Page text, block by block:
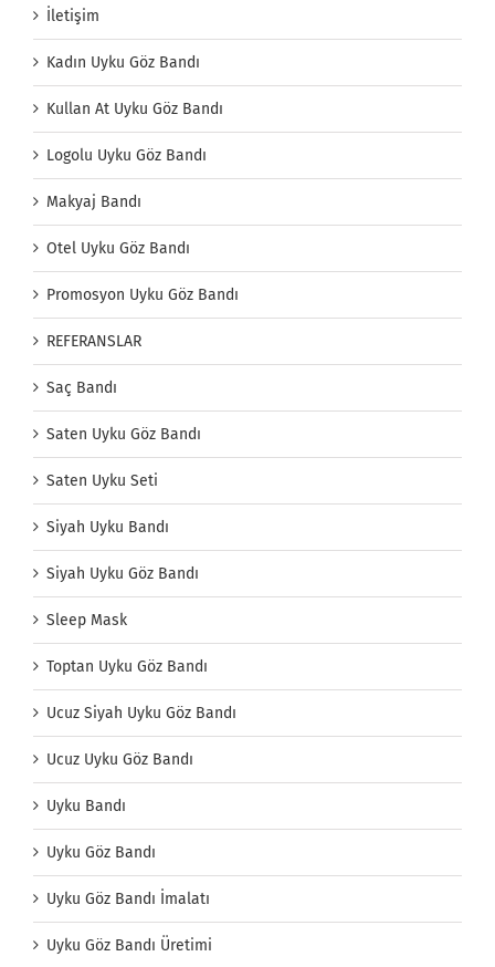
İletişim
Kadın Uyku Göz Bandı
Kullan At Uyku Göz Bandı
Logolu Uyku Göz Bandı
Makyaj Bandı
Otel Uyku Göz Bandı
Promosyon Uyku Göz Bandı
REFERANSLAR
Saç Bandı
Saten Uyku Göz Bandı
Saten Uyku Seti
Siyah Uyku Bandı
Siyah Uyku Göz Bandı
Sleep Mask
Toptan Uyku Göz Bandı
Ucuz Siyah Uyku Göz Bandı
Ucuz Uyku Göz Bandı
Uyku Bandı
Uyku Göz Bandı
Uyku Göz Bandı İmalatı
Uyku Göz Bandı Üretimi